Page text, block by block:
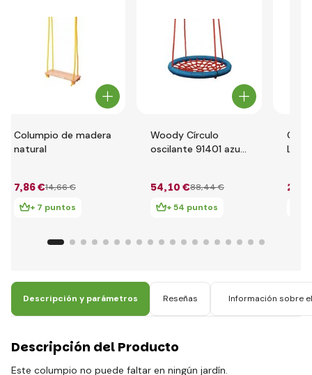
Columpio de madera
natural
7,86 €14,66 €
+ 7 puntos
Woody Círculo
oscilante 91401 azul
54,10 €88,44 €
+ 54 puntos
28
Descripción y parámetros Reseñas Información sobre
Descripción del Producto
Este columpio no puede faltar en ningún jardín.